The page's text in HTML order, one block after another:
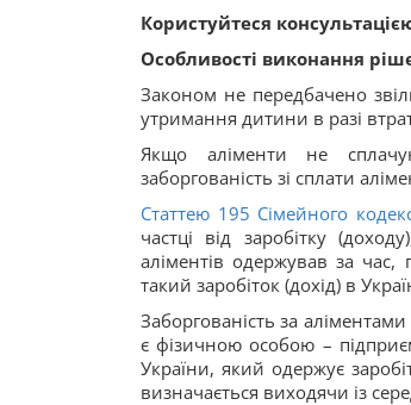
Користуйтеся
Особливості виконання
Законом не передбачено
утримання дитини в разі
Якщо аліменти не
заборгованість зі сплати
Статтею 195 Сімейного
частці від заробітку
аліментів одержував за
такий заробіток (дохід) в
Заборгованість за
є фізичною особою –
України, який одержує
визначається виходячи із